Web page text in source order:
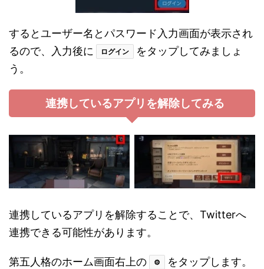
するとユーザー名とパスワード入力画面が表示され
るので、入力後に
ログイン
をタップしてみましょ
う。
連携しているアプリを解除してみる
連携しているアプリを解除することで、Twitterへ
連携できる可能性があります。
第五人格のホーム画面右上の ⚙
をタップします。